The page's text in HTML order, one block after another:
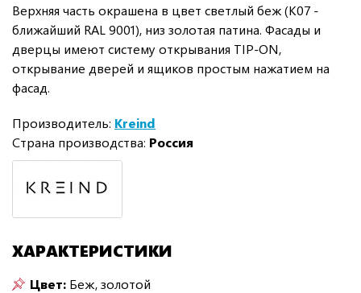
Верхняя часть окрашена в цвет светлый беж (K07 -
ближайший RAL 9001), низ золотая патина. Фасады и
дверцы имеют систему открывания TIP-ON,
открывание дверей и ящиков простым нажатием на
фасад.
Производитель: Kreind
Страна производства: Россия
ХАРАКТЕРИСТИКИ
Цвет: Беж, золотой